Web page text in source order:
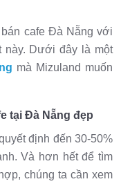
cafe Đà Nẵng với
Dưới đây là một
mà Mizuland muốn
tại Đà Nẵng đẹp
định đến 30-50%
Và hơn hết để tìm
chúng ta cần xem